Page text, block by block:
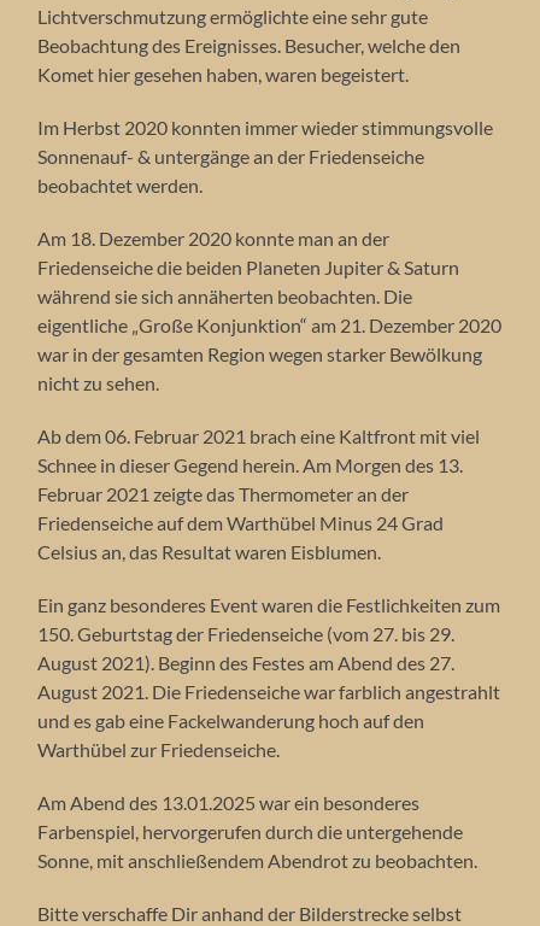
Lichtverschmutzung ermöglichte eine sehr gute
Beobachtung des Ereignisses. Besucher, welche den
Komet hier gesehen haben, waren begeistert.
Im Herbst 2020 konnten immer wieder stimmungsvolle
Sonnenauf- & untergänge an der Friedenseiche
beobachtet werden.
Am 18. Dezember 2020 konnte man an der
Friedenseiche die beiden Planeten Jupiter & Saturn
während sie sich annäherten beobachten. Die
eigentliche „Große Konjunktion“ am 21. Dezember 2020
war in der gesamten Region wegen starker Bewölkung
nicht zu sehen.
Ab dem 06. Februar 2021 brach eine Kaltfront mit viel
Schnee in dieser Gegend herein. Am Morgen des 13.
Februar 2021 zeigte das Thermometer an der
Friedenseiche auf dem Warthübel Minus 24 Grad
Celsius an, das Resultat waren Eisblumen.
Ein ganz besonderes Event waren die Festlichkeiten zum
150. Geburtstag der Friedenseiche (vom 27. bis 29.
August 2021). Beginn des Festes am Abend des 27.
August 2021. Die Friedenseiche war farblich angestrahlt
und es gab eine Fackelwanderung hoch auf den
Warthübel zur Friedenseiche.
Am Abend des 13.01.2025 war ein besonderes
Farbenspiel, hervorgerufen durch die untergehende
Sonne, mit anschließendem Abendrot zu beobachten.
Bitte verschaffe Dir anhand der Bilderstrecke selbst